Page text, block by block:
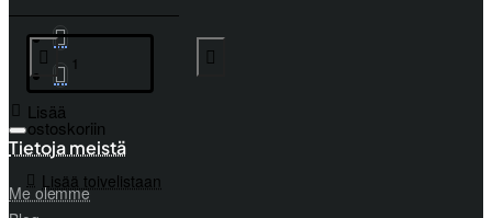
Lisää
ostoskoriin
Lisää toivelistaan
Tietoja meistä
Me olemme